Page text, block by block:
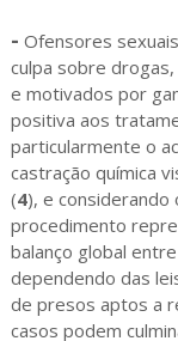
- Ofensores
culpa sobre
e motivados por
positiva aos
particularmente o
castração química
(4), e
procedimento
balanço global
dependendo das
de presos aptos a
casos podem